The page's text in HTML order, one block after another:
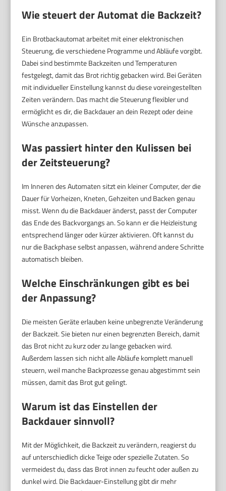
Wie steuert der Automat die Backzeit?
Ein Brotbackautomat arbeitet mit einer elektronischen
Steuerung, die verschiedene Programme und Abläufe vorgibt.
Dabei sind bestimmte Backzeiten und Temperaturen
festgelegt, damit das Brot richtig gebacken wird. Bei Geräten
mit individueller Einstellung kannst du diese voreingestellten
Zeiten verändern. Das macht die Steuerung flexibler und
ermöglicht es dir, die Backdauer an dein Rezept oder deine
Wünsche anzupassen.
Was passiert hinter den Kulissen bei
der Zeitsteuerung?
Im Inneren des Automaten sitzt ein kleiner Computer, der die
Dauer für Vorheizen, Kneten, Gehzeiten und Backen genau
misst. Wenn du die Backdauer änderst, passt der Computer
das Ende des Backvorgangs an. So kann er die Heizleistung
entsprechend länger oder kürzer aktivieren. Oft kannst du
nur die Backphase selbst anpassen, während andere Schritte
automatisch bleiben.
Welche Einschränkungen gibt es bei
der Anpassung?
Die meisten Geräte erlauben keine unbegrenzte Veränderung
der Backzeit. Sie bieten nur einen begrenzten Bereich, damit
das Brot nicht zu kurz oder zu lange gebacken wird.
Außerdem lassen sich nicht alle Abläufe komplett manuell
steuern, weil manche Backprozesse genau abgestimmt sein
müssen, damit das Brot gut gelingt.
Warum ist das Einstellen der
Backdauer sinnvoll?
Mit der Möglichkeit, die Backzeit zu verändern, reagierst du
auf unterschiedlich dicke Teige oder spezielle Zutaten. So
vermeidest du, dass das Brot innen zu feucht oder außen zu
dunkel wird. Die Backdauer-Einstellung gibt dir mehr